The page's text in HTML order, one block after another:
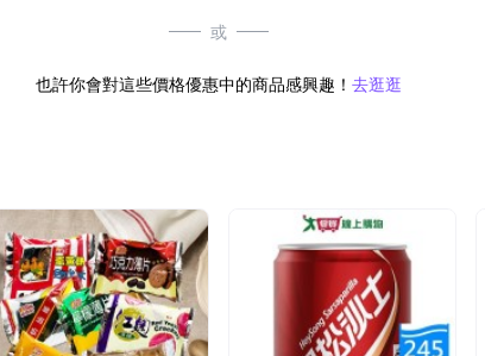
或
也許你會對這些價格優惠中的商品感興趣！ 去逛逛